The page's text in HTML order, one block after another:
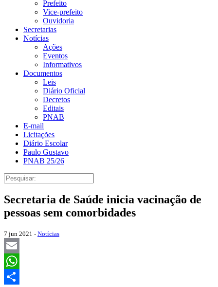
Prefeito
Vice-prefeito
Ouvidoria
Secretarias
Notícias
Ações
Eventos
Informativos
Documentos
Leis
Diário Oficial
Decretos
Editais
PNAB
E-mail
Licitações
Diário Escolar
Paulo Gustavo
PNAB 25/26
Secretaria de Saúde inicia vacinação de
pessoas sem comorbidades
7 jun 2021 - Notícias
Email
WhatsApp